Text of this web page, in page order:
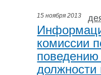
15 ноября 2013
комиссии